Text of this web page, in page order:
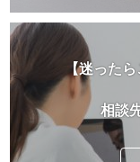
【迷った
相談